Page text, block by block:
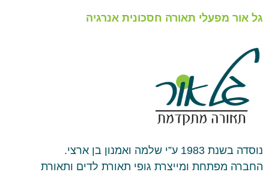
גל אור מפעלי תאורה חסכונית אנרגיה
נוסדה בשנת 1983 ע”י שלמה ואמנון בן ארצי.
החברה מפתחת ומייצרת גופי תאורת לדים ותאורת